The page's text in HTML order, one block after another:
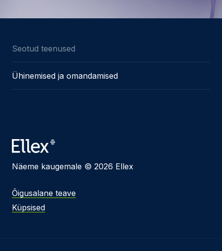
Seotud teenused
Ühinemised ja omandamised
Näeme kaugemale © 2026 Ellex
Õigusalane teave
Küpsised